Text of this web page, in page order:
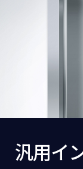
汎用イ